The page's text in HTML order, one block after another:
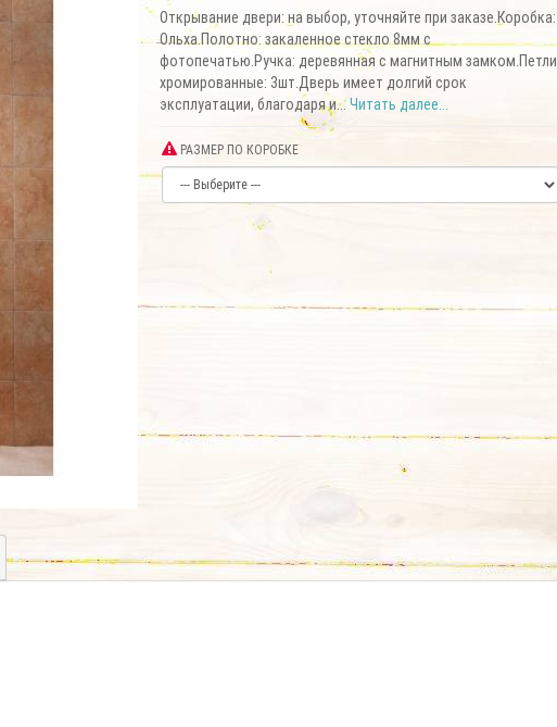
Открывание двери: на выбор, уточняйте при заказе.Коробка:
Ольха.Полотно: закаленное стекло 8мм c
фотопечатью.Ручка: деревянная с магнитным замком.Петли
хромированные: 3шт.Дверь имеет долгий срок
эксплуатации, благодаря и...Читать далее...
РАЗМЕР ПО КОРОБКЕ